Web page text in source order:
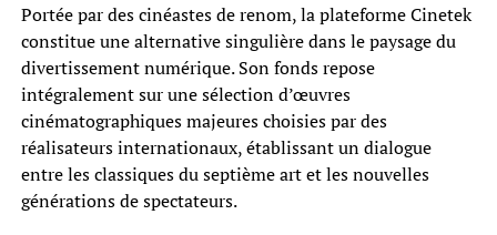
Portée par des cinéastes de renom, la plateforme Cinetek
constitue une alternative singulière dans le paysage du
divertissement numérique. Son fonds repose
intégralement sur une sélection d’œuvres
cinématographiques majeures choisies par des
réalisateurs internationaux, établissant un dialogue
entre les classiques du septième art et les nouvelles
générations de spectateurs.